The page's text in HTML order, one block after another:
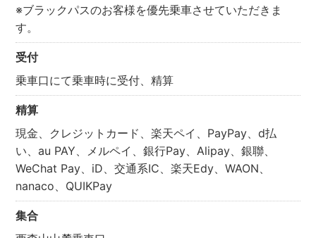
※ブラックパスのお客様を優先乗車させていただきま
す。
受付
乗車口にて乗車時に受付、精算
精算
現金、クレジットカード、楽天ペイ、PayPay、d払
い、au PAY、メルペイ、銀行Pay、Alipay、銀聯、
WeChat Pay、 iD、交通系IC、楽天Edy、WAON、
nanaco、QUIKPay
集合